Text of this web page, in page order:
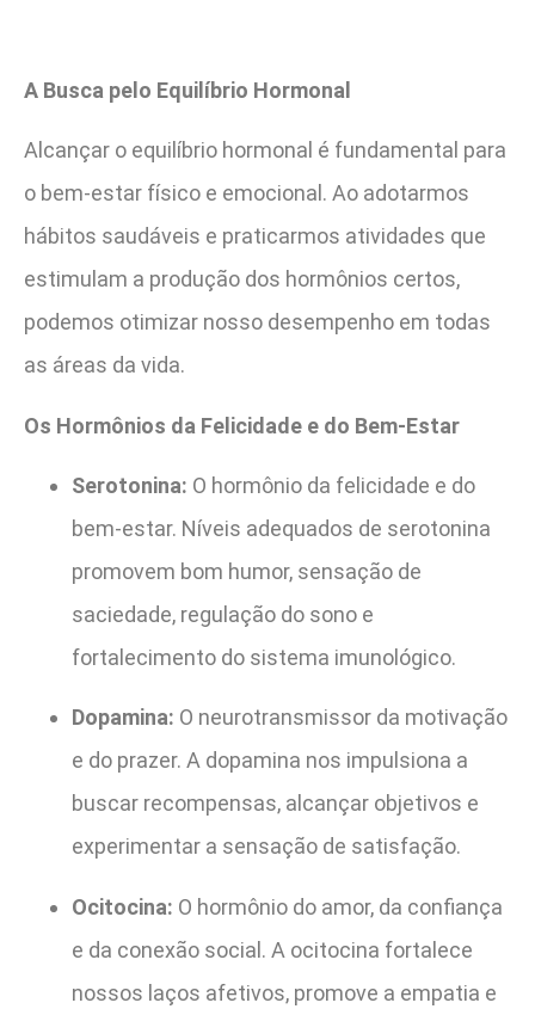
A Busca pelo Equilíbrio Hormonal
Alcançar o equilíbrio hormonal é fundamental para
o bem-estar físico e emocional. Ao adotarmos
hábitos saudáveis e praticarmos atividades que
estimulam a produção dos hormônios certos,
podemos otimizar nosso desempenho em todas
as áreas da vida.
Os Hormônios da Felicidade e do Bem-Estar
Serotonina: O hormônio da felicidade e do
bem-estar. Níveis adequados de serotonina
promovem bom humor, sensação de
saciedade, regulação do sono e
fortalecimento do sistema imunológico.
Dopamina: O neurotransmissor da motivação
e do prazer. A dopamina nos impulsiona a
buscar recompensas, alcançar objetivos e
experimentar a sensação de satisfação.
Ocitocina: O hormônio do amor, da confiança
e da conexão social. A ocitocina fortalece
nossos laços afetivos, promove a empatia e